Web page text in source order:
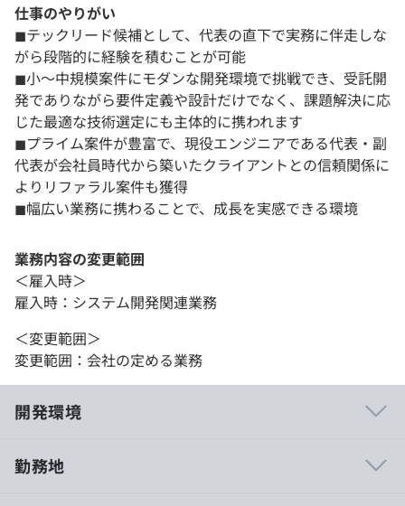
仕事のやりがい
◼︎テックリード候補として、代表の直下で実務に伴走しな
がら段階的に経験を積むことが可能
◼︎小〜中規模案件にモダンな開発環境で挑戦でき、受託開
発でありながら要件定義や設計だけでなく、課題解決に応
じた最適な技術選定にも主体的に携われます
◼︎プライム案件が豊富で、現役エンジニアである代表・副
代表が会社員時代から築いたクライアントとの信頼関係に
よりリファラル案件も獲得
◼︎幅広い業務に携わることで、成長を実感できる環境
業務内容の変更範囲
＜雇入時＞
雇入時：システム開発関連業務
＜変更範囲＞
変更範囲：会社の定める業務
開発環境
勤務地